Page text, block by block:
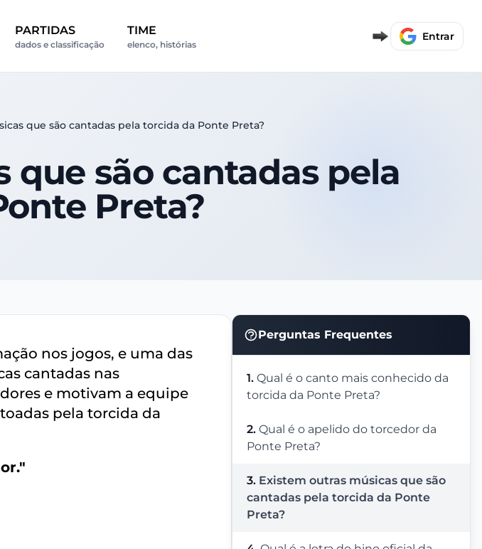
PARTIDAS
dados e classificação
TIME
elenco, histórias
Entrar
que são cantadas pela torcida da Ponte Preta?
que são cantadas pela
Preta?
Perguntas Frequentes
1. Qual é o canto mais conhecido da
torcida da Ponte Preta?
2. Qual é o apelido do torcedor da
Ponte Preta?
3. Existem outras músicas que são
cantadas pela torcida da Ponte
Preta?
nos jogos, e uma das
cantadas nas
e motivam a equipe
pela torcida da